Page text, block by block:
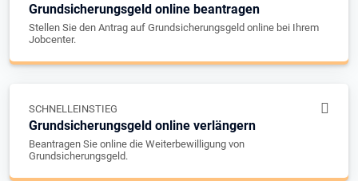
Grundsicherungsgeld online beantragen
Stellen Sie den Antrag auf Grundsicherungsgeld online bei Ihrem
Jobcenter.
SCHNELLEINSTIEG
Grundsicherungsgeld online verlängern
Beantragen Sie online die Weiterbewilligung von
Grundsicherungsgeld.